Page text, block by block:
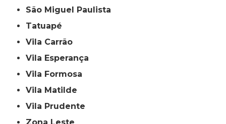
São Miguel Paulista
Tatuapé
Vila Carrão
Vila Esperança
Vila Formosa
Vila Matilde
Vila Prudente
Zona Leste